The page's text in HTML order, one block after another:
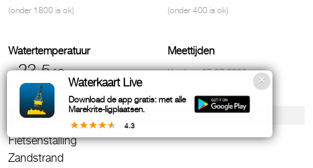
(onder 1800 is ok) (onder 400 is ok)
Watertemperatuur
~23.5 °C
Meettijden
Kwaliteit: 27-07-2026
Temp: 9 augustus, 13:10
Voorzieningen & contact
Fietsenstalling
Zandstrand
Waterkaart Live
Download de app gratis: met alle
Marekrite-ligplaatsen.
4.3